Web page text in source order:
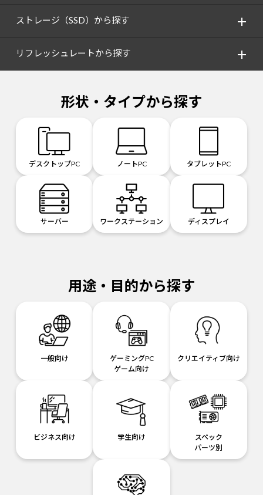
ストレージ（SSD）から探す
リフレッシュレートから探す
形状・タイプから探す
デスクトップPC ノートPC タブレットPC
サーバー ワークステーション ディスプレイ
用途・目的から探す
一般向け
ゲーミングPC
ゲーム向け
クリエイティブ向け
ビジネス向け 学生向け
スペック
パーツ別